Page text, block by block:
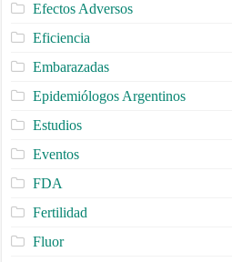
Efectos Adversos
Eficiencia
Embarazadas
Epidemiólogos Argentinos
Estudios
Eventos
FDA
Fertilidad
Fluor